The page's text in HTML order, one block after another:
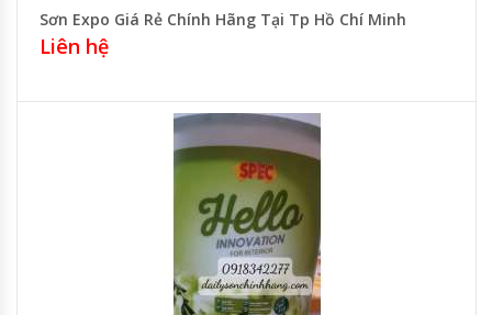
Sơn Expo Giá Rẻ Chính Hãng Tại Tp Hồ Chí Minh
Liên hệ